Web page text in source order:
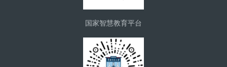
国家智慧教育平台